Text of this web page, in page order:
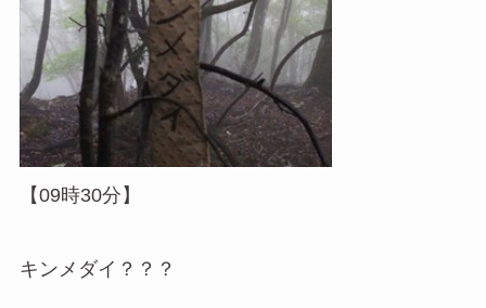
【09時30分】
キンメダイ？？？